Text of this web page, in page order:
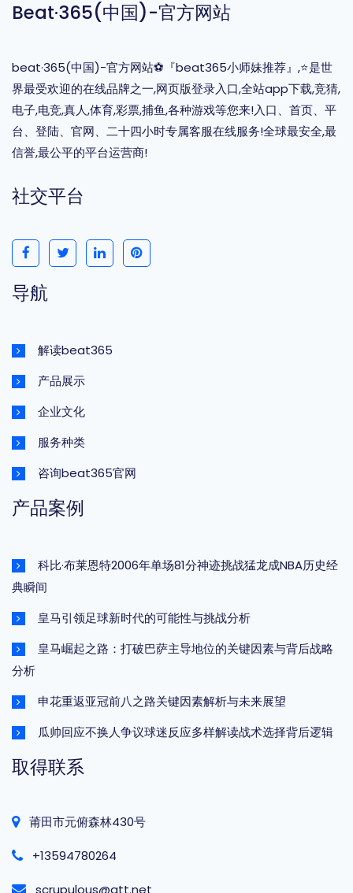
Beat·365(中国)-官方网站
beat·365(中国)-官方网站⚽️『beat365小师妹推荐』,⭐️是世
界最受欢迎的在线品牌之一,网页版登录入口,全站app下载,竞猜,
电子,电竞,真人,体育,彩票,捕鱼,各种游戏等您来!入口、首页、平
台、登陆、官网、二十四小时专属客服在线服务!全球最安全,最
信誉,最公平的平台运营商!
社交平台
导航
解读beat365
产品展示
企业文化
服务种类
咨询beat365官网
产品案例
科比·布莱恩特2006年单场81分神迹挑战猛龙成NBA历史经
典瞬间
皇马引领足球新时代的可能性与挑战分析
皇马崛起之路：打破巴萨主导地位的关键因素与背后战略
分析
申花重返亚冠前八之路关键因素解析与未来展望
瓜帅回应不换人争议球迷反应多样解读战术选择背后逻辑
取得联系
莆田市元俯森林430号
+13594780264
scrupulous@att.net